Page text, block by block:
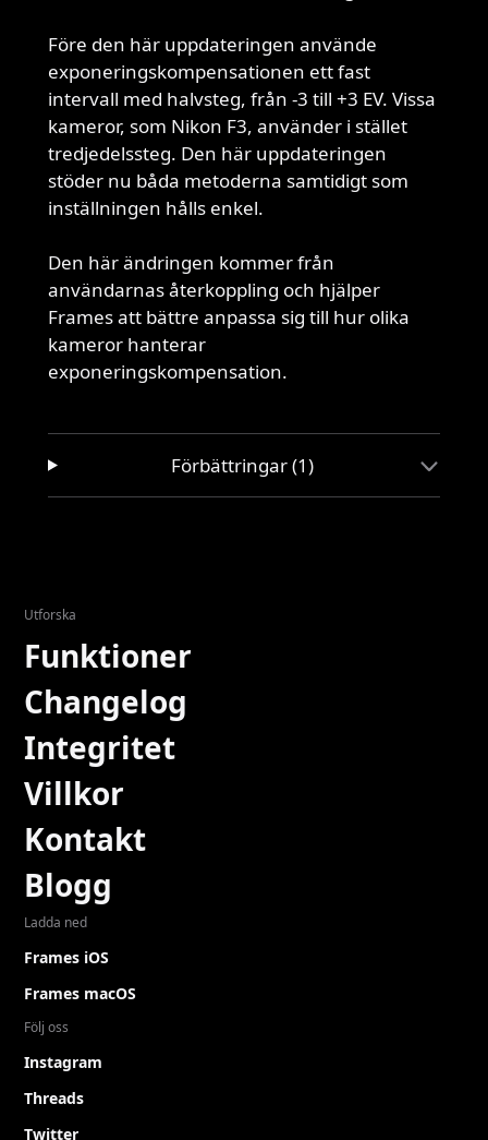
Före den här uppdateringen använde
exponeringskompensationen ett fast
intervall med halvsteg, från -3 till +3 EV. Vissa
kameror, som Nikon F3, använder i stället
tredjedelssteg. Den här uppdateringen
stöder nu båda metoderna samtidigt som
inställningen hålls enkel.
Den här ändringen kommer från
användarnas återkoppling och hjälper
Frames att bättre anpassa sig till hur olika
kameror hanterar
exponeringskompensation.
Förbättringar (1)
Utforska
Funktioner
Changelog
Integritet
Villkor
Kontakt
Blogg
Ladda ned
Frames iOS
Frames macOS
Följ oss
Instagram
Threads
Twitter